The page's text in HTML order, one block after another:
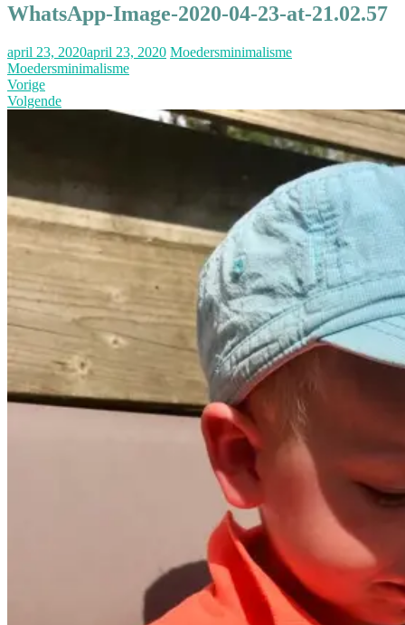
WhatsApp-Image-2020-04-23-at-21.02.57
april 23, 2020april 23, 2020 Moedersminimalisme
Moedersminimalisme
Vorige
Volgende